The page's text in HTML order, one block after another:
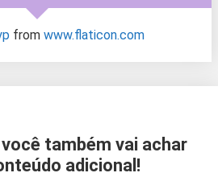
from www.flaticon.com
também vai achar
adicional!